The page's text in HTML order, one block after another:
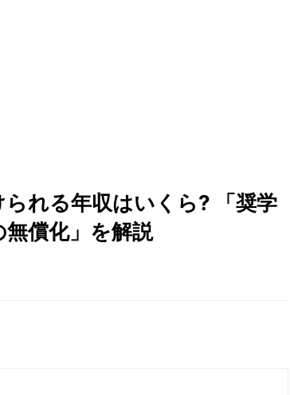
られる年収はいくら? 「奨学
償化」を解説